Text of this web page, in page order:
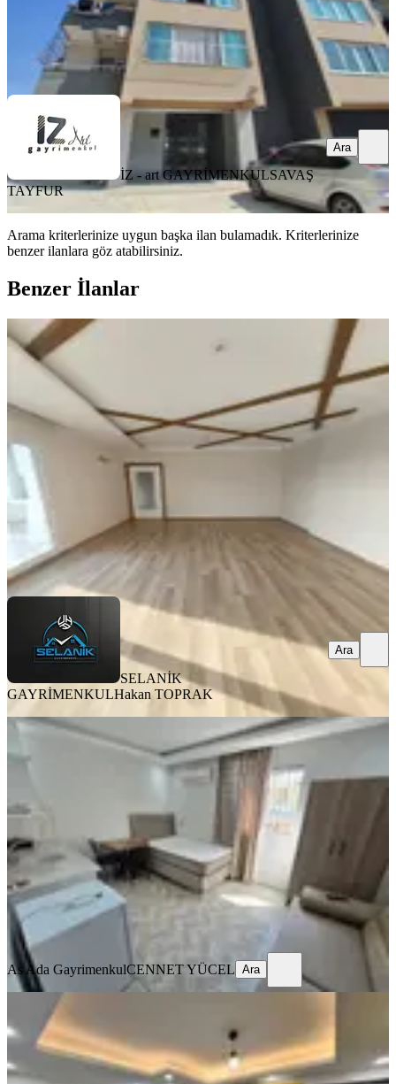
İZ - art GAYRİMENKULSAVAŞ TAYFUR
İZ - art GAYRİMENKULSAVAŞ
TAYFUR
Ara
Arama kriterlerinize uygun başka ilan bulamadık. Kriterlerinize
benzer ilanlara göz atabilirsiniz.
Benzer İlanlar
ÖNE ÇIKAN
Selanikten Türkmenbaşı Bulvarı
Cepheli 3+1+çb+go+kilerli D.gazlı
Seyhan, Pınar Mahallesi
3+1·160 m²·14. Kat·06.08.2026
35.000 ₺
SELANİK GAYRİMENKUL Hakan TOPRAK
Ara
SELANİK
GAYRİMENKULHakan TOPRAK
Ara
ÖNE ÇIKAN
Barajyoluna Yakın Genişş 1+0 Eşyalı
Daire✅️
Seyhan, Yeşilyurt Mahallesi
· 03.08.2026
14.000 ₺
As Ada Gayrimenkul CENNET YÜCEL
Ara
As Ada GayrimenkulCENNET YÜCEL Ara
ÖNE ÇIKAN
Daire️
Seyhan, Yenibaraj Mahallesi